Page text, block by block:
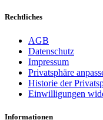
Rechtliches
AGB
Datenschutz
Impressum
Privatsphäre
Historie der
Einwilligungen
Informationen